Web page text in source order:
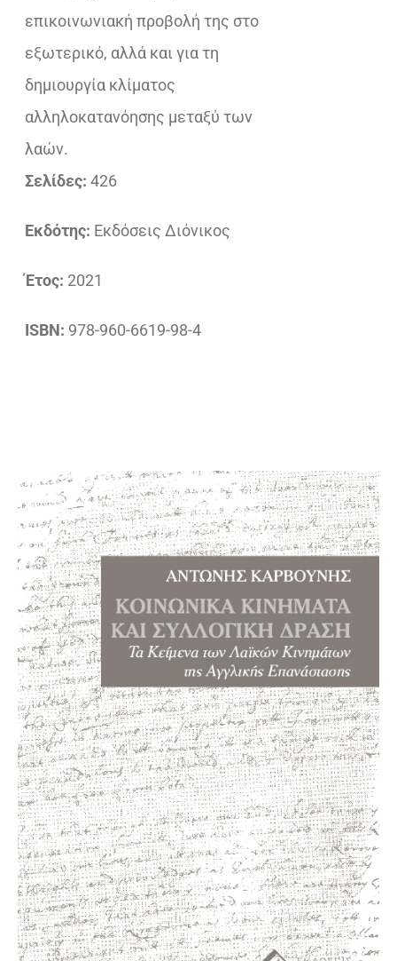
επικοινωνιακή προβολή της στο
εξωτερικό, αλλά και για τη
δημιουργία κλίματος
αλληλοκατανόησης μεταξύ των
λαών.
Σελίδες: 426
Εκδότης: Εκδόσεις Διόνικος
Έτος: 2021
ISBN: 978-960-6619-98-4